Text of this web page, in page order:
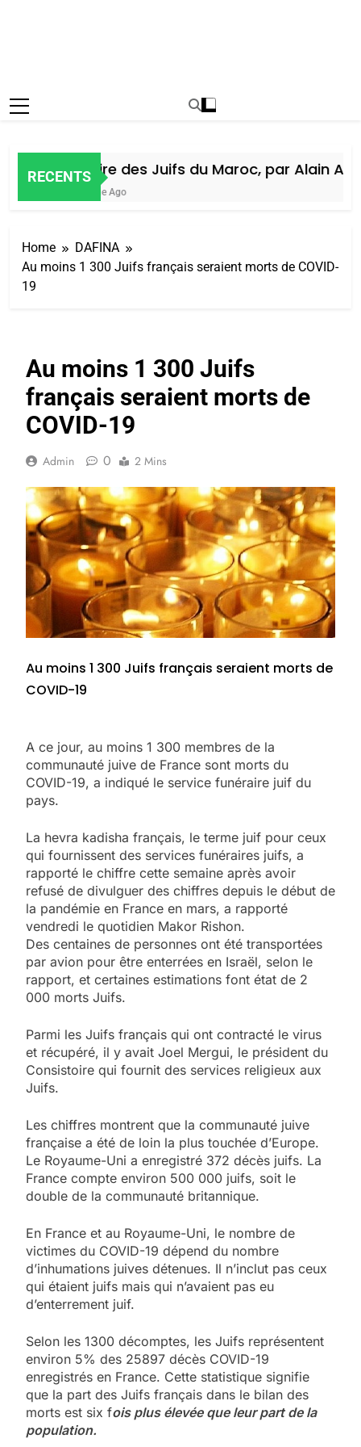
RECENTS
Histoire des Juifs du Maroc, par Alain Amiel
1 Semaine Ago
Home
DAFINA
Au moins 1 300 Juifs français seraient morts de COVID-
19
Au moins 1 300 Juifs
français seraient morts de
COVID-19
Admin 0 2 Mins
Au moins 1 300 Juifs français seraient morts de
COVID-19
A ce jour, au moins 1 300 membres de la
communauté juive de France sont morts du
COVID-19, a indiqué le service funéraire juif du
pays.
La hevra kadisha français, le terme juif pour ceux
qui fournissent des services funéraires juifs, a
rapporté le chiffre cette semaine après avoir
refusé de divulguer des chiffres depuis le début de
la pandémie en France en mars, a rapporté
vendredi le quotidien Makor Rishon.
Des centaines de personnes ont été transportées
par avion pour être enterrées en Israël, selon le
rapport, et certaines estimations font état de 2
000 morts Juifs.
Parmi les Juifs français qui ont contracté le virus
et récupéré, il y avait Joel Mergui, le président du
Consistoire qui fournit des services religieux aux
Juifs.
Les chiffres montrent que la communauté juive
française a été de loin la plus touchée d’Europe.
Le Royaume-Uni a enregistré 372 décès juifs. La
France compte environ 500 000 juifs, soit le
double de la communauté britannique.
En France et au Royaume-Uni, le nombre de
victimes du COVID-19 dépend du nombre
d’inhumations juives détenues. Il n’inclut pas ceux
qui étaient juifs mais qui n’avaient pas eu
d’enterrement juif.
Selon les 1300 décomptes, les Juifs représentent
environ 5% des 25897 décès COVID-19
enregistrés en France. Cette statistique signifie
que la part des Juifs français dans le bilan des
morts est six fois plus élevée que leur part de la
population.
5
2025, l’année la plus